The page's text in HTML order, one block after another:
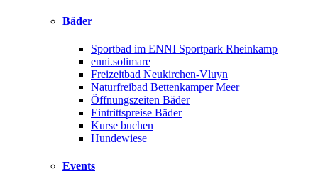
Bäder
Sportbad im ENNI Sportpark Rheinkamp
enni.solimare
Freizeitbad Neukirchen-Vluyn
Naturfreibad Bettenkamper Meer
Öffnungszeiten Bäder
Eintrittspreise Bäder
Kurse buchen
Hundewiese
Events